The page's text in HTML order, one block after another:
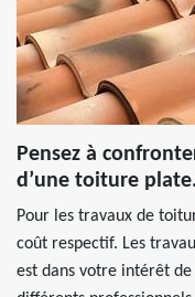
Pensez à
d’une toiture plate.
Pour les travaux de
coût respectif. Les
est dans votre intérêt